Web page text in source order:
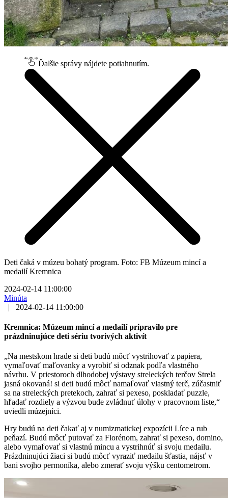
Ďalšie správy nájdete potiahnutím.
Deti čaká v múzeu bohatý program. Foto: FB Múzeum mincí a
medailí Kremnica
2024-02-14 11:00:00
Minúta
|
2024-02-14 11:00:00
Kremnica: Múzeum mincí a medailí pripravilo pre
prázdninujúce deti sériu tvorivých aktivít
„Na mestskom hrade si deti budú môcť vystrihovať z papiera,
vymaľovať maľovanky a vyrobiť si odznak podľa vlastného
návrhu. V priestoroch dlhodobej výstavy streleckých terčov Strela
jasná okovaná! si deti budú môcť namaľovať vlastný terč, zúčastniť
sa na streleckých pretekoch, zahrať si pexeso, poskladať puzzle,
hľadať rozdiely a výzvou bude zvládnuť úlohy v pracovnom liste,“
uviedli múzejníci.
Hry budú na deti čakať aj v numizmatickej expozícii Líce a rub
peňazí. Budú môcť putovať za Florénom, zahrať si pexeso, domino,
alebo vymaľovať si vlastnú mincu a vystrihnúť si svoju medailu.
Prázdninujúci žiaci si budú môcť vyraziť medailu šťastia, nájsť v
bani svojho permoníka, alebo zmerať svoju výšku centometrom.